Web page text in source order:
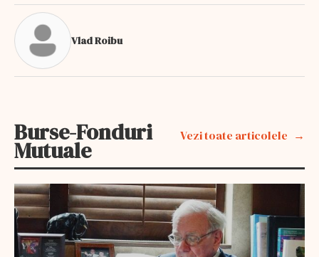
Vlad Roibu
Burse-Fonduri
Mutuale
Vezi toate articolele